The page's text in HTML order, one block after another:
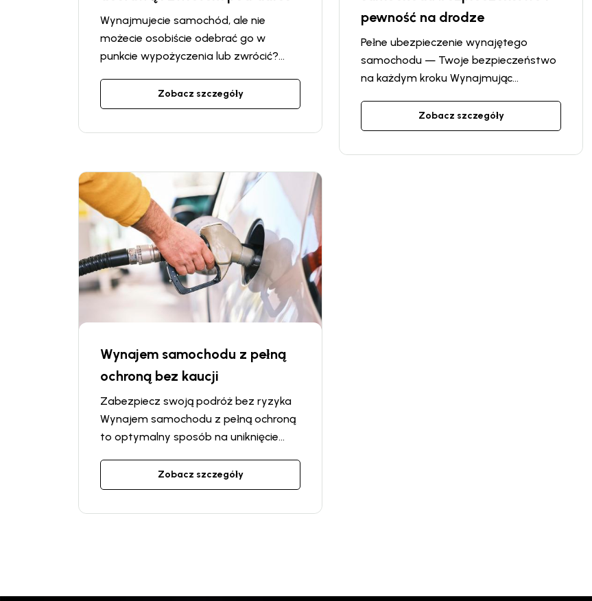
Wynajmujecie samochód, ale nie
możecie osobiście odebrać go w
punkcie wypożyczenia lub zwrócić?
martwcie się — mamy rozwiązanie!
Zamówcie usługę „Dostawa i zwrot
Zobacz szczegóły
pewność na drodze
Pełne ubezpieczenie wynajętego
samochodu — Twoje bezpieczeństwo
na każdym kroku Wynajmując
otrzymujesz polisę obowiązkowego
ubezpieczenia OC całkowicie za
Zobacz szczegóły
Wynajem samochodu z pełną
ochroną bez kaucji
Zabezpiecz swoją podróż bez ryzyka
Wynajem samochodu z pełną ochroną
to optymalny sposób na uniknięcie
podczas podróży. Wybierając tę
usługę, otrzymujesz najwyższy
Zobacz szczegóły